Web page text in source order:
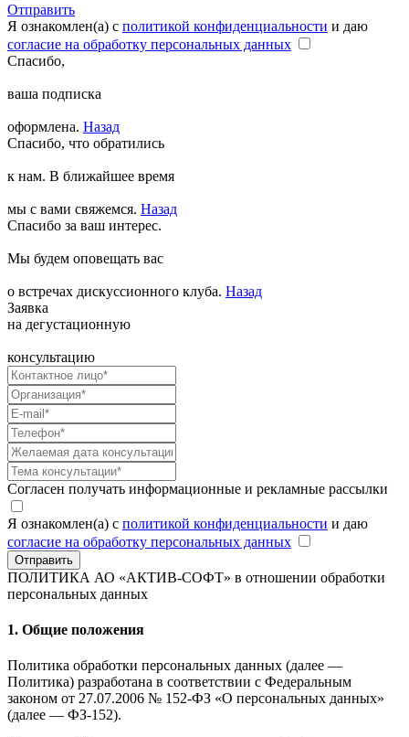
Отправить
Я ознакомлен(а) с политикой конфиденциальности и даю
согласие на обработку персональных данных
Спасибо,
ваша подписка
оформлена. Назад
Спасибо, что обратились
к нам. В ближайшее время
мы с вами свяжемся. Назад
Спасибо за ваш интерес.
Мы будем оповещать вас
о встречах дискуссионного клуба. Назад
Заявка
на дегустационную
консультацию
Согласен получать информационные и рекламные рассылки
Я ознакомлен(а) с политикой конфиденциальности и даю
согласие на обработку персональных данных
Отправить
ПОЛИТИКА АО «АКТИВ-СОФТ» в отношении обработки
персональных данных
1. Общие положения
Политика обработки персональных данных (далее —
Политика) разработана в соответствии с Федеральным
законом от 27.07.2006 № 152-ФЗ «О персональных данных»
(далее — ФЗ-152).